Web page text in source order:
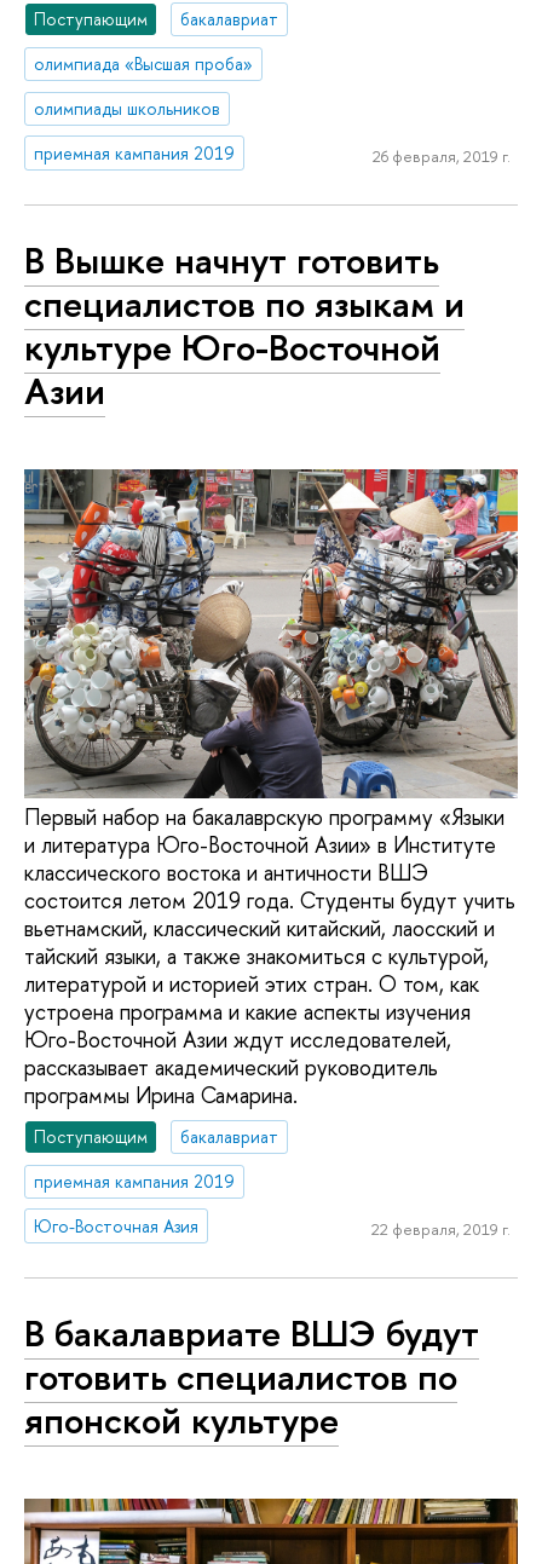
Поступающим
бакалавриат
олимпиада «Высшая проба»
олимпиады школьников
приемная кампания 2019
26 февраля, 2019 г.
В Вышке начнут готовить
специалистов по языкам и
культуре Юго-Восточной
Азии
Первый набор на бакалаврскую программу «Языки
и литература Юго-Восточной Азии» в Институте
классического востока и античности ВШЭ
состоится летом 2019 года. Студенты будут учить
вьетнамский, классический китайский, лаосский и
тайский языки, а также знакомиться с культурой,
литературой и историей этих стран. О том, как
устроена программа и какие аспекты изучения
Юго-Восточной Азии ждут исследователей,
рассказывает академический руководитель
программы Ирина Самарина.
Поступающим
бакалавриат
приемная кампания 2019
Юго-Восточная Азия
22 февраля, 2019 г.
В бакалавриате ВШЭ будут
готовить специалистов по
японской культуре